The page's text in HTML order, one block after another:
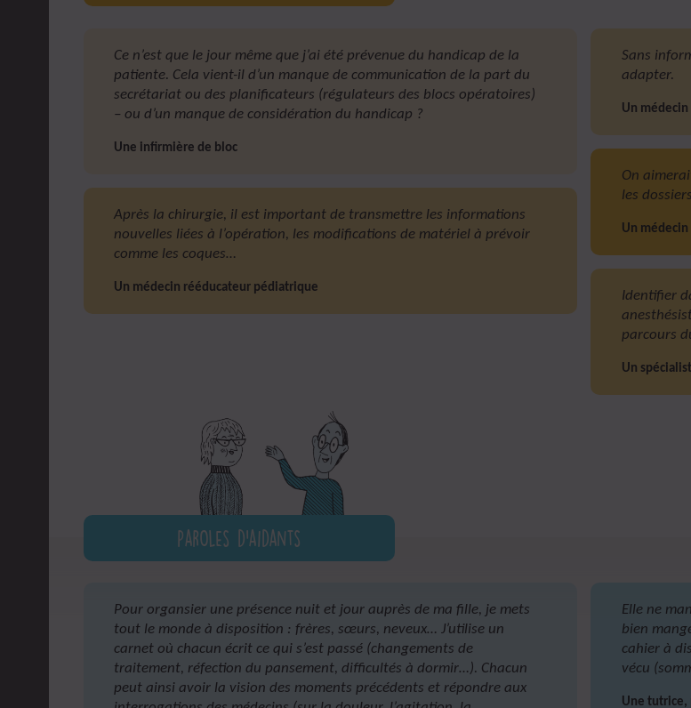
Ce n’est que le jour même que j’ai été prévenue du handicap de la
patiente. Cela vient-il d’un manque de communication de la part du
secrétariat ou des planificateurs (régulateurs des blocs opératoires)
– ou d’un manque de considération du handicap ?
Une infirmière de bloc
Sans
adapter.
Un médecin
On
les
Un
Après la chirurgie, il est important de transmettre les informations
nouvelles liées à l’opération, les modifications de matériel à prévoir
comme les coques…
Un médecin rééducateur pédiatrique
Identifier
parcours
Un
Paroles d'aidants
Pour organsier une présence nuit et jour auprès de ma fille, je mets
tout le monde à disposition : frères, sœurs, neveux… J’utilise un
carnet où chacun écrit ce qui s’est passé (changements de
traitement, réfection du pansement, difficultés à dormir…). Chacun
peut ainsi avoir la vision des moments précédents et répondre aux
Elle ne
bien
cahier à
vécu
Une tutrice,